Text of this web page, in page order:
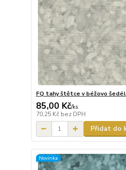
FQ tahy štětce v béžovo
85,00 Kč/ks
70,25 Kč bez DPH
Přidat do
Novinka